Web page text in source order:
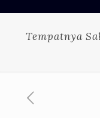
Tempatnya